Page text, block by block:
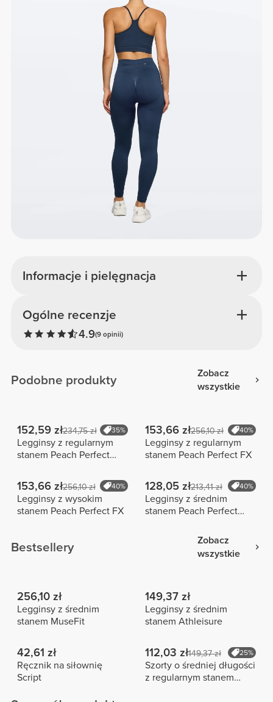
Informacje i pielęgnacja
Ogólne recenzje
4.9(9 opinii)
Podobne produkty
Zobacz
wszystkie
152,59 zł234,75 zł 35%
Legginsy z regularnym
stanem Peach Perfect
153,66 zł256,10 zł 40%
Legginsy z regularnym
stanem Peach Perfect FX
153,66 zł256,10 zł 40%
Legginsy z wysokim
stanem Peach Perfect FX
128,05 zł213,41 zł 40%
Legginsy z średnim
stanem Peach Perfect
Bestsellery
Zobacz
wszystkie
256,10 zł
Legginsy z średnim
stanem MuseFit
149,37 zł
Legginsy z średnim
stanem Athleisure
42,61 zł
Ręcznik na siłownię
Script
112,03 zł149,37 zł 25%
Szorty o średniej długości
z regularnym stanem